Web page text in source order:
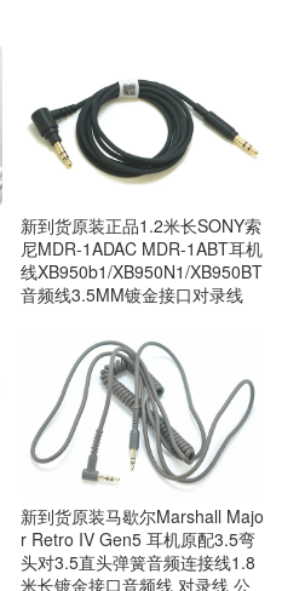
新到货原装正品1.2米长SONY索
尼MDR-1ADAC MDR-1ABT耳机
线XB950b1/XB950N1/XB950BT
音频线3.5MM镀金接口对录线
新到货原装马歇尔Marshall Majo
r Retro IV Gen5 耳机原配3.5弯
头对3.5直头弹簧音频连接线1.8
米长镀金接口音频线 对录线 公